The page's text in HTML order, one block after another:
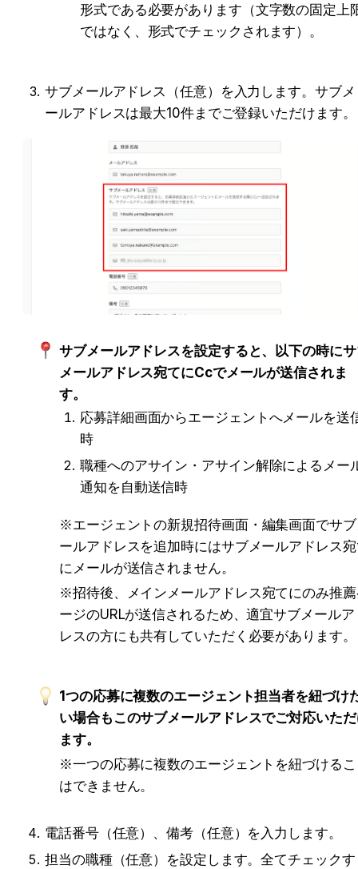
形式である必要があります（文字数の固定上
ではなく、形式でチェックされます）。
サブメールアドレス（任意）を入力します。サブメ
ールアドレスは最大10件までご登録いただけます。
サブメールアドレスを設定すると、以下の時に
メールアドレス宛てにCcでメールが送信されま
す。
応募詳細画面からエージェントへメールを送
時
職種へのアサイン・アサイン解除によるメー
通知を自動送信時
※エージェントの新規招待画面・編集画面でサ
ールアドレスを追加時にはサブメールアドレス
にメールが送信されません。
※招待後、メインメールアドレス宛てにのみ推
ージのURLが送信されるため、適宜サブメールア
レスの方にも共有していただく必要があります。
1つの応募に複数のエージェント担当者を紐づけ
い場合もこのサブメールアドレスでご対応いた
ます。
※一つの応募に複数のエージェントを紐づける
はできません。
電話番号（任意）、備考（任意）を入力します。
担当の職種（任意）を設定します。全てチェックす